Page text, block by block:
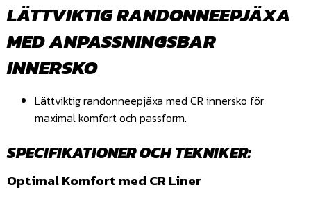
LÄTTVIKTIG RANDONNEEPJÄXA
MED ANPASSNINGSBAR
INNERSKO
Lättviktig randonneepjäxa med CR innersko för
maximal komfort och passform.
SPECIFIKATIONER OCH TEKNIKER:
Optimal Komfort med CR Liner